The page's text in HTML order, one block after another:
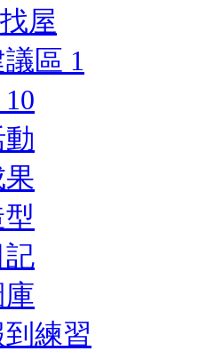
屋
區 1
10
記
練習